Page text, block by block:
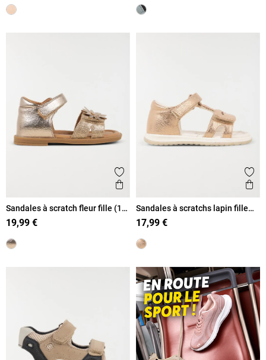
Ajouter aux favoris
Aperçu rapide
Sandales à scratch fleur fille (19-
23)
19,99 €
Sandales à scratchs lapin fille
(19-23)
17,99 €